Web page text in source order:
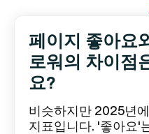
페이지 좋아요
로워의 차이점
요?
비슷하지만 2025년
지표입니다. '좋아요'